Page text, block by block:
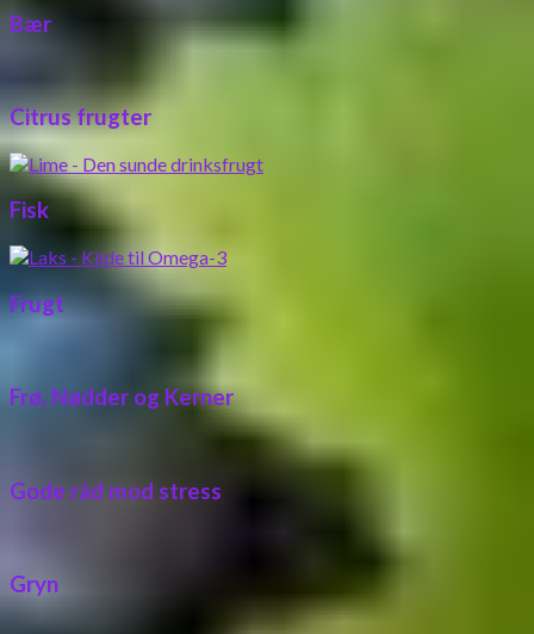
Bær
Citrus frugter
Fisk
Frugt
Frø, Nødder og Kerner
Gode råd mod stress
Gryn